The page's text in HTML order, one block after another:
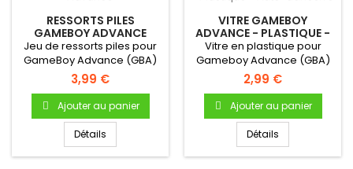
RESSORTS PILES
GAMEBOY ADVANCE
Jeu de ressorts piles pour
GameBoy Advance (GBA)
3,99 €
Ajouter au panier
Détails
VITRE GAMEBOY
ADVANCE - PLASTIQUE -
AUTO-ADHÉSIVE
Vitre en plastique pour
Gameboy Advance (GBA)
2,99 €
Ajouter au panier
Détails